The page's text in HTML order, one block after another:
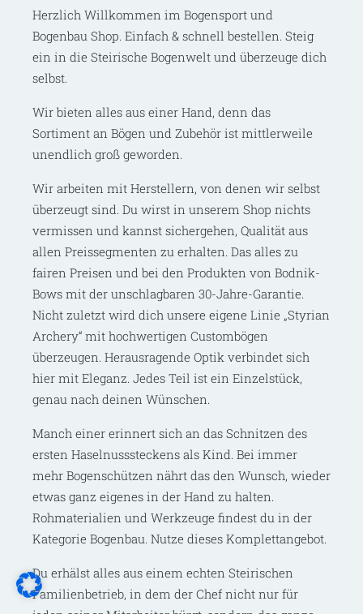
Herzlich Willkommen im Bogensport und
Bogenbau Shop. Einfach & schnell bestellen. Steig
ein in die Steirische Bogenwelt und überzeuge dich
selbst.
Wir bieten alles aus einer Hand, denn das
Sortiment an Bögen und Zubehör ist mittlerweile
unendlich groß geworden.
Wir arbeiten mit Herstellern, von denen wir selbst
überzeugt sind. Du wirst in unserem Shop nichts
vermissen und kannst sichergehen, Qualität aus
allen Preissegmenten zu erhalten. Das alles zu
fairen Preisen und bei den Produkten von Bodnik-
Bows mit der unschlagbaren 30-Jahre-Garantie.
Nicht zuletzt wird dich unsere eigene Linie „Styrian
Archery“ mit hochwertigen Custombögen
überzeugen. Herausragende Optik verbindet sich
hier mit Eleganz. Jedes Teil ist ein Einzelstück,
genau nach deinen Wünschen.
Manch einer erinnert sich an das Schnitzen des
ersten Haselnusssteckens als Kind. Bei immer
mehr Bogenschützen nährt das den Wunsch, wieder
etwas ganz eigenes in der Hand zu halten.
Rohmaterialien und Werkzeuge findest du in der
Kategorie Bogenbau. Nutze dieses Komplettangebot.
Du erhälst alles aus einem echten Steirischen
Familienbetrieb, in dem der Chef nicht nur für